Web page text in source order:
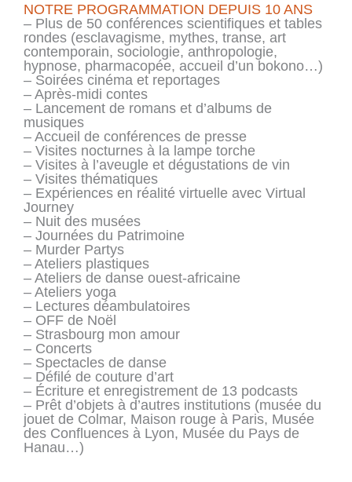
NOTRE PROGRAMMATION DEPUIS 10 ANS
– Plus de 50 conférences scientifiques et tables
rondes (esclavagisme, mythes, transe, art
contemporain, sociologie, anthropologie,
hypnose, pharmacopée, accueil d’un bokono…)
– Soirées cinéma et reportages
– Après-midi contes
– Lancement de romans et d’albums de
musiques
– Accueil de conférences de presse
– Visites nocturnes à la lampe torche
– Visites à l’aveugle et dégustations de vin
– Visites thématiques
– Expériences en réalité virtuelle avec Virtual
Journey
– Nuit des musées
– Journées du Patrimoine
– Murder Partys
– Ateliers plastiques
– Ateliers de danse ouest-africaine
– Ateliers yoga
– Lectures déambulatoires
– OFF de Noël
– Strasbourg mon amour
– Concerts
– Spectacles de danse
– Défilé de couture d’art
– Écriture et enregistrement de 13 podcasts
– Prêt d’objets à d’autres institutions (musée du
jouet de Colmar, Maison rouge à Paris, Musée
des Confluences à Lyon, Musée du Pays de
Hanau…)